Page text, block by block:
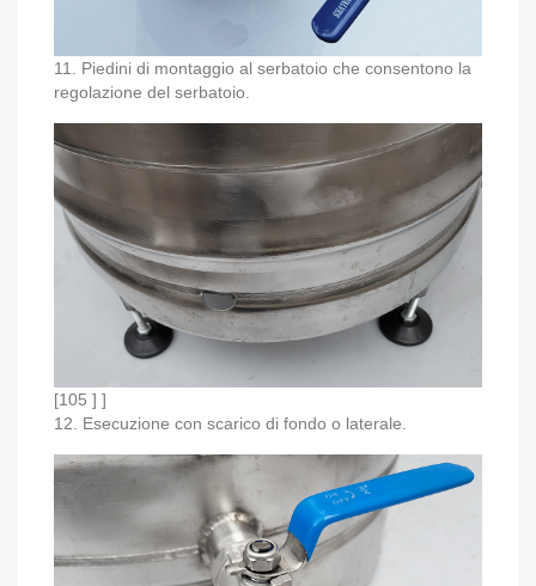
11. Piedini di montaggio al serbatoio che consentono la
regolazione del serbatoio.
[105 ] ]
12. Esecuzione con scarico di fondo o laterale.